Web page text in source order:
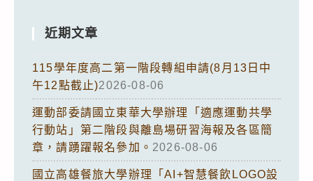
近期文章
115學年度高二第一階段轉組申請(8月13日中
午12點截止)2026-08-06
運動部委請國立東華大學辦理「適應運動共學
行動站」第二階段與離島場研習海報及各區簡
章，請踴躍報名參加。 2026-08-06
國立高雄餐旅大學辦理「AI+智慧餐飲LOGO設